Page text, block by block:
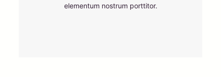
elementum nostrum porttitor.